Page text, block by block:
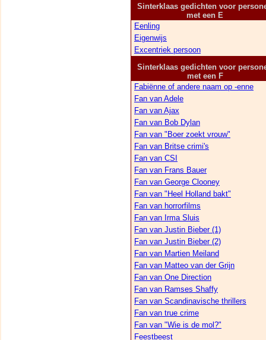
Sinterklaas gedichten voor
met een E
Eenling
Eigenwijs
Excentriek persoon
Sinterklaas gedichten voor
met een F
Fabiënne of andere naam op -enne
Fan van Adele
Fan van Ajax
Fan van Bob Dylan
Fan van "Boer zoekt vrouw"
Fan van Britse crimi's
Fan van CSI
Fan van Frans Bauer
Fan van George Clooney
Fan van "Heel Holland bakt"
Fan van horrorfilms
Fan van Irma Sluis
Fan van Justin Bieber (1)
Fan van Justin Bieber (2)
Fan van Martien Meiland
Fan van Matteo van der Grijn
Fan van One Direction
Fan van Ramses Shaffy
Fan van Scandinavische thrillers
Fan van true crime
Fan van "Wie is de mol?"
Feestbeest